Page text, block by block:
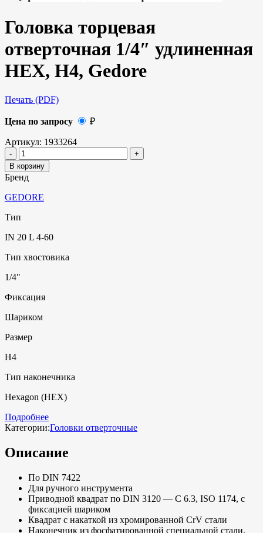
Головка торцевая
отверточная 1/4″ удлиненная
HEX, H4, Gedore
Печать (PDF)
Цена по запросу ₽
Артикул: 1933264
В корзину
Бренд
GEDORE
Тип
IN 20 L 4-60
Тип хвостовика
1/4"
Фиксация
Шариком
Размер
H4
Тип наконечника
Hexagon (HEX)
Подробнее
Категории:Головки отверточные
Описание
По DIN 7422
Для ручного инструмента
Приводной квадрат по DIN 3120 — C 6.3, ISO 1174, с
фиксацией шариком
Квадрат с накаткой из хромированной CrV стали
Наконечник из фосфатированной специальной стали,